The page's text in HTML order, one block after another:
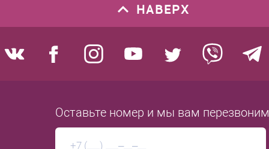
НАВЕРХ
Оставьте номер и мы вам перезвоним